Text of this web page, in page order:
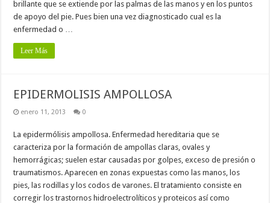
brillante que se extiende por las palmas de las manos y en los puntos
de apoyo del pie. Pues bien una vez diagnosticado cual es la
enfermedad o …
Leer Más
EPIDERMOLISIS AMPOLLOSA
enero 11, 2013 0
La epidermólisis ampollosa. Enfermedad hereditaria que se
caracteriza por la formación de ampollas claras, ovales y
hemorrágicas; suelen estar causadas por golpes, exceso de presión o
traumatismos. Aparecen en zonas expuestas como las manos, los
pies, las rodillas y los codos de varones. El tratamiento consiste en
corregir los trastornos hidroelectrolíticos y proteicos así como